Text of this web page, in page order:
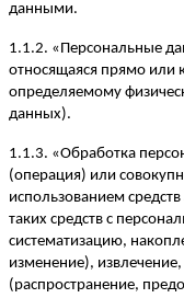
данными.
1.1.2. «Персональные
относящаяся прямо или
определяемому
данных).
1.1.3. «Обработка
(операция) или
использованием
таких средств с
систематизацию,
изменение),
(распространение,